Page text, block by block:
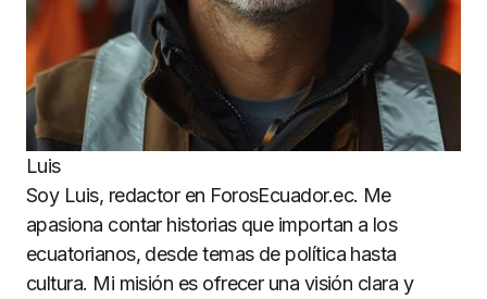
Luis
Soy Luis, redactor en ForosEcuador.ec. Me
apasiona contar historias que importan a los
ecuatorianos, desde temas de política hasta
cultura. Mi misión es ofrecer una visión clara y